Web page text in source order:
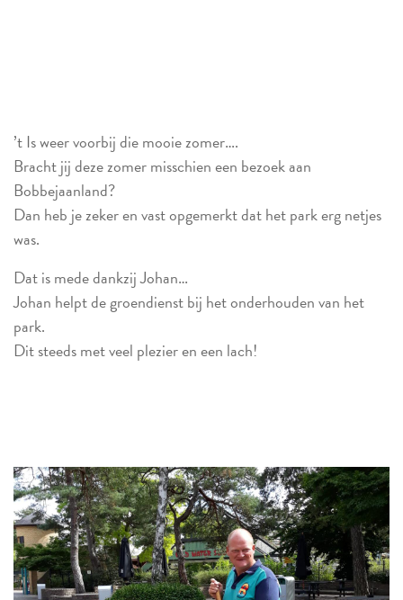
’t Is weer voorbij die mooie zomer….
Bracht jij deze zomer misschien een bezoek aan
Bobbejaanland?
Dan heb je zeker en vast opgemerkt dat het park erg netjes
was.
Dat is mede dankzij Johan…
Johan helpt de groendienst bij het onderhouden van het
park.
Dit steeds met veel plezier en een lach!